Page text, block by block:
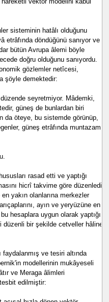
sisteminin hatâlı olduğunu
döndüğünü sanıyor ve
bütün Avrupa âlemi böyle
doğru olduğunu sanıyordu.
gözlemler netîcesi,
şöyle demektedir:
seyretmiyor. Mâdemki,
güneş de bunlardan biri
da öteye, bu sistemde görünüp,
güneş etrâfında muntazam
rasad etti ve yaptığı
hicrî takvime göre düzenledi.
yakın olanlarına merkezler
ayın ve yeryüzüne en
hesaplara uygun olarak yaptığı
bir şekilde cetveller hâline
faydalanmış ve tesiri altında
modellerinin mukâyeseli
ve Meraga âlimleri
edilmiştir: